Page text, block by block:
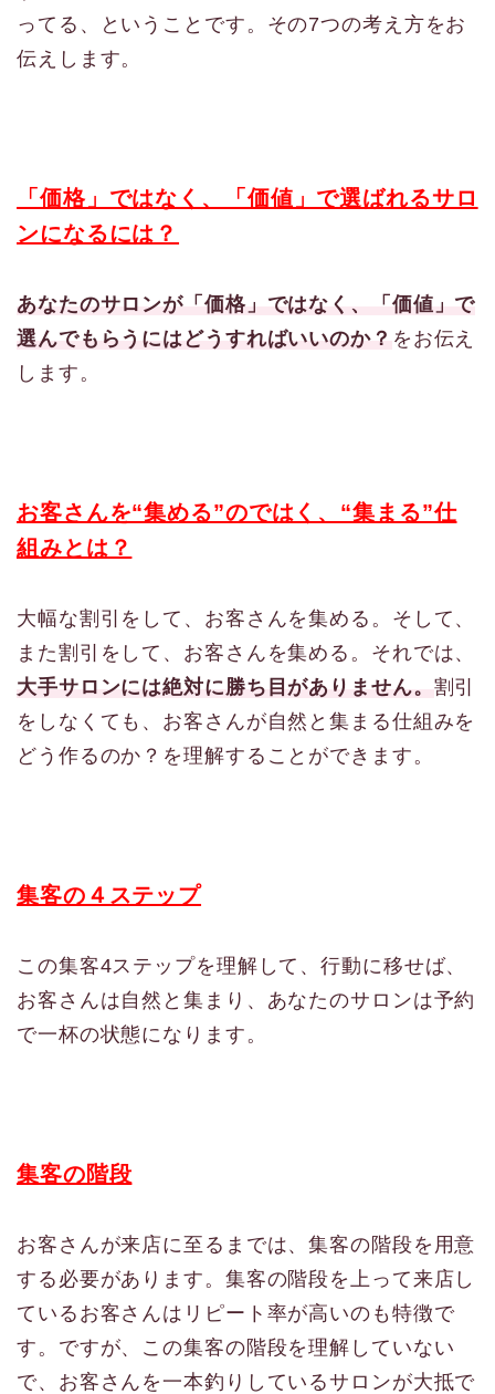
ってる、ということです。その7つの考え方をお
伝えします。
「価格」ではなく、「価値」で選ばれるサロ
ンになるには？
あなたのサロンが「価格」ではなく、「価値」で
選んでもらうにはどうすればいいのか？ をお伝え
します。
お客さんを“集める”のではく、“集まる”仕
組みとは？
大幅な割引をして、お客さんを集める。そして、
また割引をして、お客さんを集める。それでは、
大手サロンには絶対に勝ち目がありません。 割引
をしなくても、お客さんが自然と集まる仕組みを
どう作るのか？を理解することができます。
集客の４ステップ
この集客4ステップを理解して、行動に移せば、
お客さんは自然と集まり、あなたのサロンは予約
で一杯の状態になります。
集客の階段
お客さんが来店に至るまでは、集客の階段を用意
する必要があります。集客の階段を上って来店し
ているお客さんはリピート率が高いのも特徴で
す。ですが、この集客の階段を理解していない
で、お客さんを一本釣りしているサロンが大抵で